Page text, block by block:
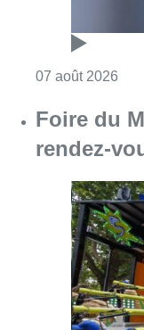
07 août 2026
Partager l'article
Facebook
Twitter